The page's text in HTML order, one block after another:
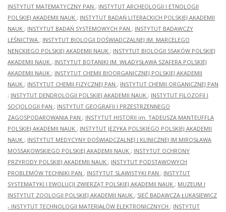
INSTYTUT MATEMATYCZNY PAN ; INSTYTUT ARCHEOLOGII I ETNOLOGII
POLSKIEJ AKADEMII NAUK ; INSTYTUT BADAŃ LITERACKICH POLSKIEJ AKADEMII
NAUK ; INSTYTUT BADAŃ SYSTEMOWYCH PAN ; INSTYTUT BADAWCZY
LEŚNICTWA ; INSTYTUT BIOLOGII DOŚWIADCZALNEJ IM. MARCELEGO
NENCKIEGO POLSKIEJ AKADEMII NAUK ; INSTYTUT BIOLOGII SSAKÓW POLSKIEJ
AKADEMII NAUK ; INSTYTUT BOTANIKI IM. WŁADYSŁAWA SZAFERA POLSKIEJ
AKADEMII NAUK ; INSTYTUT CHEMII BIOORGANICZNEJ POLSKIEJ AKADEMII
NAUK ; INSTYTUT CHEMII FIZYCZNEJ PAN ; INSTYTUT CHEMII ORGANICZNEJ PAN
; INSTYTUT DENDROLOGII POLSKIEJ AKADEMII NAUK ; INSTYTUT FILOZOFII I
SOCJOLOGII PAN ; INSTYTUT GEOGRAFII I PRZESTRZENNEGO
ZAGOSPODAROWANIA PAN ; INSTYTUT HISTORII im. TADEUSZA MANTEUFFLA
POLSKIEJ AKADEMII NAUK ; INSTYTUT JĘZYKA POLSKIEGO POLSKIEJ AKADEMII
NAUK ; INSTYTUT MEDYCYNY DOŚWIADCZALNEJ I KLINICZNEJ IM.MIROSŁAWA
MOSSAKOWSKIEGO POLSKIEJ AKADEMII NAUK ; INSTYTUT OCHRONY
PRZYRODY POLSKIEJ AKADEMII NAUK ; INSTYTUT PODSTAWOWYCH
PROBLEMÓW TECHNIKI PAN ; INSTYTUT SLAWISTYKI PAN ; INSTYTUT
SYSTEMATYKI I EWOLUCJI ZWIERZĄT POLSKIEJ AKADEMII NAUK ; MUZEUM I
INSTYTUT ZOOLOGII POLSKIEJ AKADEMII NAUK ; SIEĆ BADAWCZA ŁUKASIEWICZ
- INSTYTUT TECHNOLOGII MATERIAŁÓW ELEKTRONICZNYCH ; INSTYTUT